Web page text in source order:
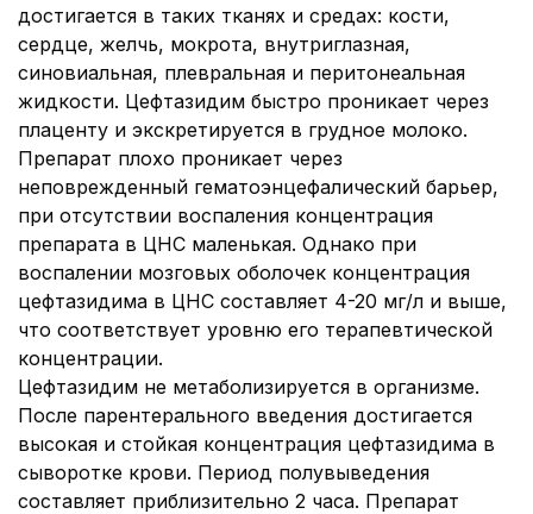
достигается в таких тканях и средах: кости,
сердце, желчь, мокрота, внутриглазная,
синовиальная, плевральная и перитонеальная
жидкости. Цефтазидим быстро проникает через
плаценту и экскретируется в грудное молоко.
Препарат плохо проникает через
неповрежденный гематоэнцефалический барьер,
при отсутствии воспаления концентрация
препарата в ЦНС маленькая. Однако при
воспалении мозговых оболочек концентрация
цефтазидима в ЦНС составляет 4-20 мг/л и выше,
что соответствует уровню его терапевтической
концентрации.
Цефтазидим не метаболизируется в организме.
После парентерального введения достигается
высокая и стойкая концентрация цефтазидима в
сыворотке крови. Период полувыведения
составляет приблизительно 2 часа. Препарат